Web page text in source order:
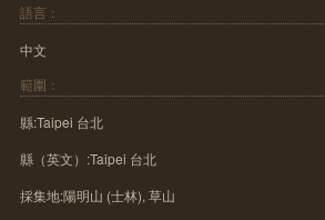
語言：
中文
範圍：
縣:Taipei 台北
縣（英文）:Taipei 台北
採集地:陽明山 (士林), 草山